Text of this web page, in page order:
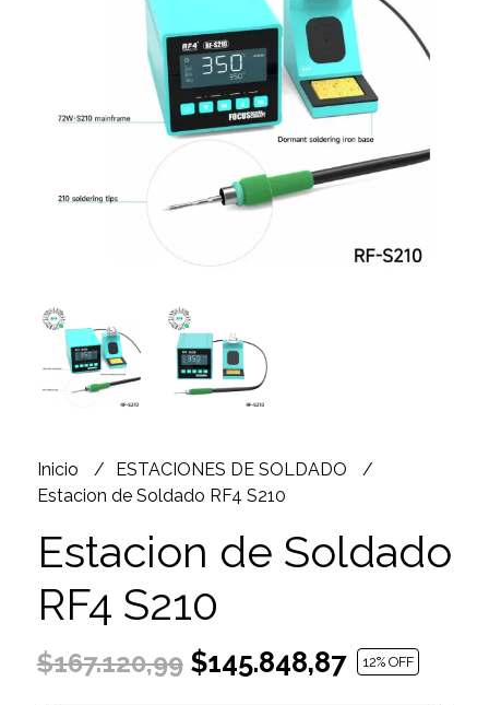
Inicio
ESTACIONES DE SOLDADO
Estacion de Soldado RF4 S210
Estacion de Soldado
RF4 S210
$167.120,99$145.848,87 12% OFF